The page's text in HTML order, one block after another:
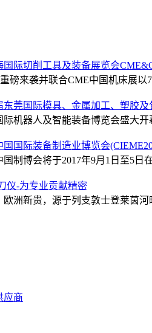
国际切削工具及装备展览会
重磅来袭并联合CME中国机床展以
东莞国际模具、金属加工、塑胶及
际机器人及智能装备博览会盛大
国国际装备制造业博览会
国制博会将于2017年9月1日至5日
仪-为专业贡献精密
欧洲新贵，源于列支敦士登莱茵
应商